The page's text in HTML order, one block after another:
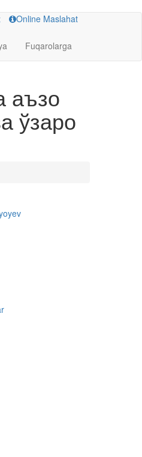
Online Maslahat
Fuqarolarga
аъзо
ўзаро